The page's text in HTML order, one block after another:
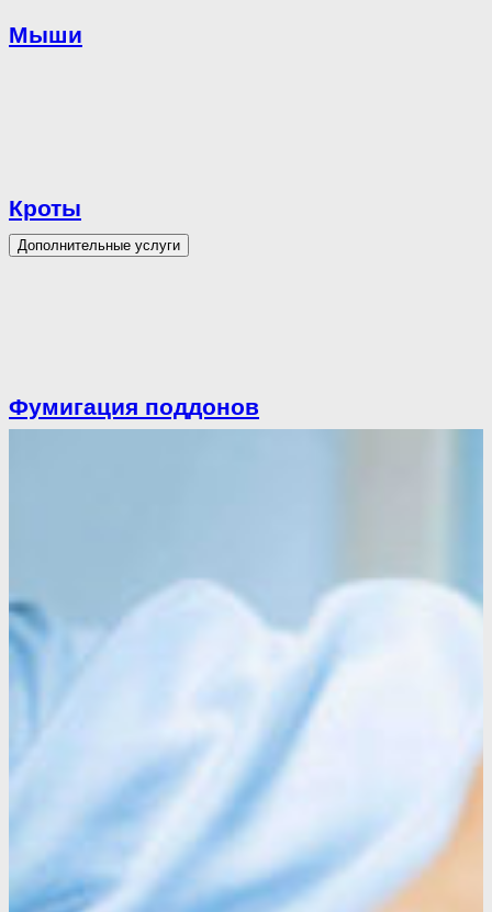
Мыши
Кроты
Дополнительные услуги
Фумигация поддонов